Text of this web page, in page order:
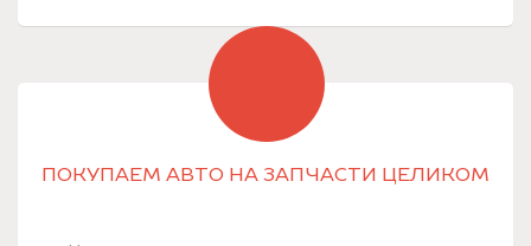
ПОКУПАЕМ АВТО НА ЗАПЧАСТИ ЦЕЛИКОМ